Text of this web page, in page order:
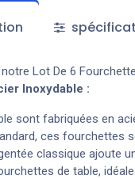
Lot De 6
Inoxydable :
sont fabriquées en
ces fourchettes
classique ajoute
de table,